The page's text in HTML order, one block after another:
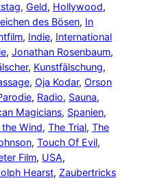
, Geld, Hollywood
des Bösen, In
, Indie, International
, Jonathan Rosenbaum
, Kunstfälschung
, Oja Kodar, Orson
, Radio, Sauna
Magicians, Spanien
Wind, The Trial, The
, Touch Of Evil
Film, USA
Hearst, Zaubertricks